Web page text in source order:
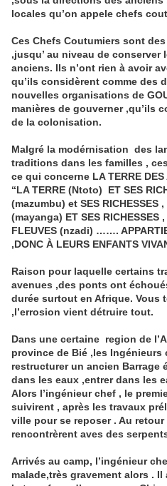
locales qu’on appele chefs
Ces Chefs Coutumiers sont
,jusqu’ au niveau de
anciens. Ils n’ont rien à avoir
qu’ils considèrent comme des
nouvelles organisations de
manières de gouverner ,qu’ils
de la colonisation.
Malgré la modérnisation des
traditions dans les familles ,
ce qui concerne LA TERRE DES
“LA TERRE (Ntoto) ET SES
(mazumbu) et SES RICHESSES
(mayanga) ET SES
FLEUVES (nzadi) …….
,DONC À LEURS ENFANTS
Raison pour laquelle certains
avenues ,des ponts ont
durée surtout en Afrique. Vous
,l’errosion vient détruire tout.
Dans une certaine region de
province de Bié ,les
restructurer un ancien Barrage
dans les eaux ,entrer dans les
Alors l’ingénieur chef , le
suivirent , après les travaux
ville pour se reposer . Au
rencontrèrent aves des
Arrivés au camp, l’ingénieur
malade,très gravement alors .